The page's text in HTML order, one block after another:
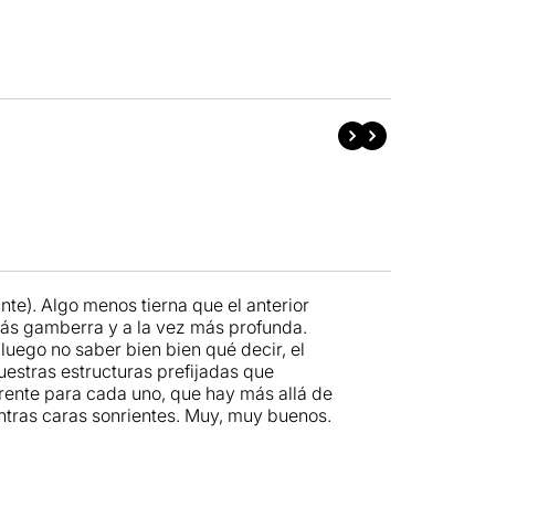
Algo menos tierna que el anterior
gamberra y a la vez más profunda.
no saber bien bien qué decir, el
estructuras prefijadas que
para cada uno, que hay más allá de
caras sonrientes. Muy, muy buenos.